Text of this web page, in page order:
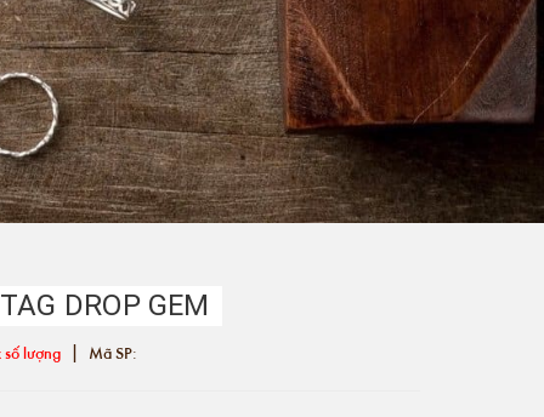
DROP GEM
số lượng | Mã SP: